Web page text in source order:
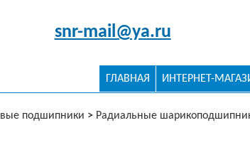
snr-mail@ya.ru
ГЛАВНАЯ ИНТЕРНЕТ-
подшипники > Радиальные